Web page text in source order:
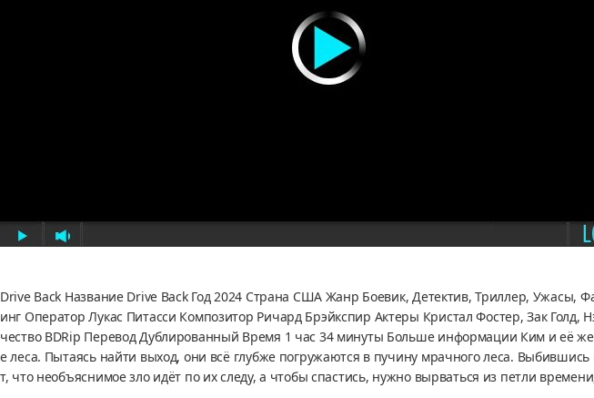
Drive Back Название Drive Back Год 2024 Страна США Жанр Боевик, Детектив, Триллер,
инг Оператор Лукас Питасси Композитор Ричард Брэйкспир Актеры Кристал Фостер, Зак
чество BDRip Перевод Дублированный Время 1 час 34 минуты Больше информации Ким и её
е леса. Пытаясь найти выход, они всё глубже погружаются в пучину мрачного леса.
т, что необъяснимое зло идёт по их следу, а чтобы спастись, нужно вырваться из петли